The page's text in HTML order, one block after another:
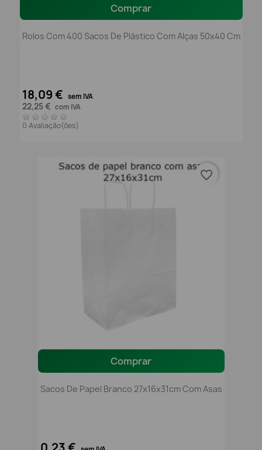
Comprar
Rolos Com 400 Sacos De Plástico Com Alças 50x40 Cm
18,09 € sem IVA
22,25 € com IVA
0 Avaliação(ões)
Comprar
Sacos De Papel Branco 27x16x31cm Com Asas
favorite_border